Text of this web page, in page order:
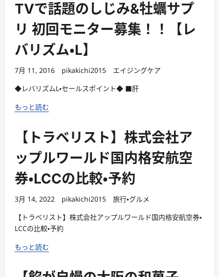
TVで話題のしじみ&牡蠣サプ
リ 初回モニター募集！！【レ
バリズム・L】
7月 11, 2016 pikakichi2015
エイジングケア
◆レバリズムL・セールスポイント◆ ■肝
もっと読む
【トラベリスト】株式会社ア
ップルワールド国内格安航空
券・LCCの比較・予約
3月 14, 2022 pikakichi2015
旅行・グルメ
【トラベリスト】株式会社アップルワールド国内格安航空券・
LCCの比較・予約
もっと読む